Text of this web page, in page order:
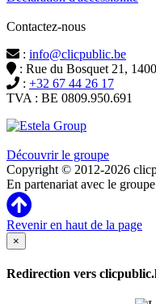
Contactez-nous
: info@clicpublic.be
: Rue du Bosquet 21,
: +32 67 44 26 17
TVA : BE 0809.950.691
Découvrir le groupe
Copyright © 2012-2026
En partenariat avec le
Revenir en haut de la page
×
Redirection vers